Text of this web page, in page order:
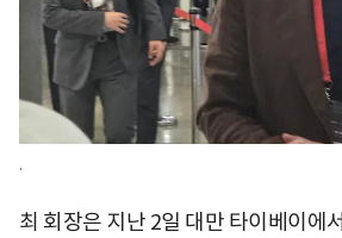
.
최 회장은 지난 2일 대만 타이베이에